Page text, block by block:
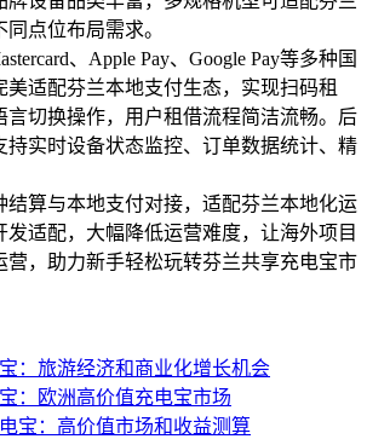
点位布局需求。
、Apple Pay、Google Pay等多种国
美适配芬兰本地支付生态，实现扫码租
言切换操作，用户租借流程简洁流畅。后
持实时设备状态监控、订单数据统计、精
结算与本地支付对接，适配芬兰本地化运
发适配，大幅降低运营难度，让海外项目
营，助力新手轻松玩转芬兰共享充电宝市
：旅游经济和商业化增长机会
：欧洲高价值充电宝市场
宝：高价值市场和收益测算